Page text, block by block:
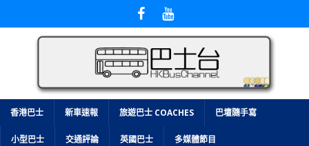
香港巴士 新車速報 旅遊巴士 COACHES 巴壇隨手寫
小型巴士 交通評論 英國巴士 多媒體節目